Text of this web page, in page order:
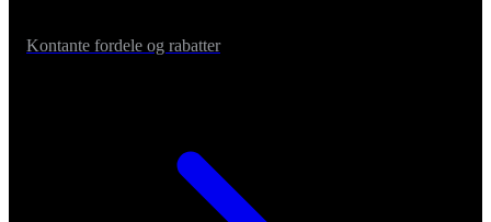
Kontante fordele og rabatter